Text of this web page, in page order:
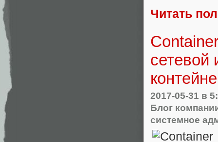
Читать
сетевой
2017-05-31 в
Блог
системное